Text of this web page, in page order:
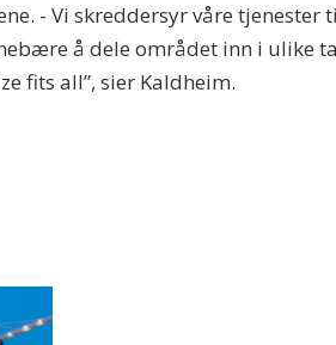
- Vi skreddersyr våre tjenester
å dele området inn i ulike
fits all”, sier Kaldheim.